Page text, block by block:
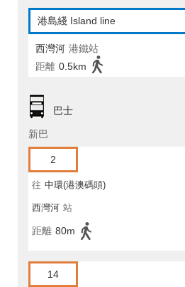
港島綫 Island line
西灣河 港鐵站
距離 0.5km
巴士
新巴
2
往 中環(港澳碼頭)
西灣河 站
距離 80m
14